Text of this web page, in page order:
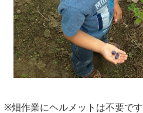
※畑作業にヘルメットは不要です